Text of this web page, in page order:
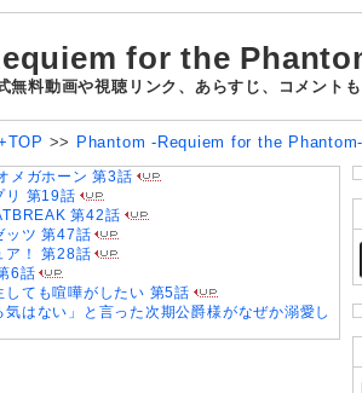
for the
動画や視聴リンク、あらすじ、コメントも
>> Phantom -Requiem for the
メガホーン 第3話
リ 第19話
第42話
ッツ 第47話
ア！ 第28話
6話
しても喧嘩がしたい 第5話
気はない」と言った次期公爵様がなぜか溺愛し